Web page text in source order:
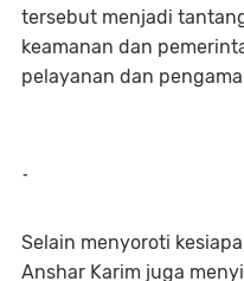
tersebut menjadi
keamanan dan
pelayanan dan
-
Selain menyoroti
Anshar Karim juga